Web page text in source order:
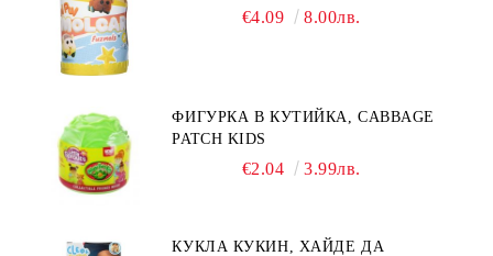
€4.09 8.00лв.
ФИГУРКА В КУТИЙКА, CABBAGE
PATCH KIDS
€2.04 3.99лв.
КУКЛА КУКИН, ХАЙДЕ ДА